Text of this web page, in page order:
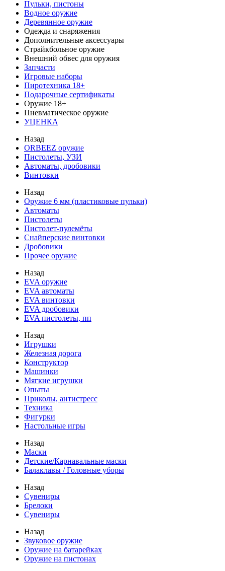
Пульки, пистоны
Водное оружие
Деревянное оружие
Одежда и снаряжения
Дополнительные аксессуары
Страйкбольное оружие
Внешний обвес для оружия
Запчасти
Игровые наборы
Пиротехника 18+
Подарочные сертификаты
Оружие 18+
Пневматическое оружие
УЦЕНКА
Назад
ORBEEZ оружие
Пистолеты, УЗИ
Автоматы, дробовики
Винтовки
Назад
Оружие 6 мм (пластиковые пульки)
Автоматы
Пистолеты
Пистолет-пулемёты
Снайперские винтовки
Дробовики
Прочее оружие
Назад
EVA оружие
EVA автоматы
EVA винтовки
EVA дробовики
EVA пистолеты, пп
Назад
Игрушки
Железная дорога
Конструктор
Машинки
Мягкие игрушки
Опыты
Приколы, антистресс
Техника
Фигурки
Настольные игры
Назад
Маски
Детские/Карнавальные маски
Балаклавы / Головные уборы
Назад
Сувениры
Брелоки
Сувениры
Назад
Звуковое оружие
Оружие на батарейках
Оружие на пистонах